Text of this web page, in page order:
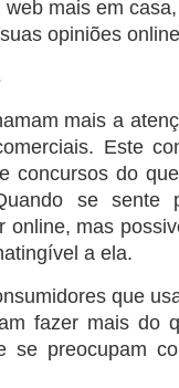
mais em
opiniões
mais a
Este
concursos do
se sente
online, mas
a ela.
que
fazer mais do
se preocupam